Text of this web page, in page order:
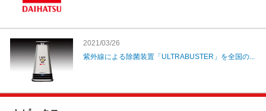
2021/03/26
紫外線による除菌装置「ULTRABUSTER」を全国の...